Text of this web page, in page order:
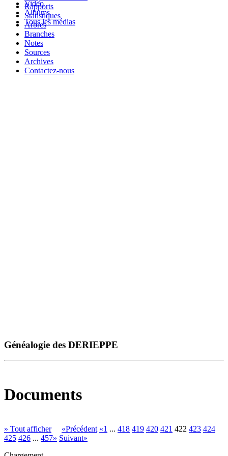
Video
Albums
Tous les médias
Rapports
Statistiques
Arbres
Branches
Notes
Sources
Archives
Contactez-nous
Généalogie des DERIEPPE
Documents
» Tout afficher «Précédent «1 ... 418 419 420 421 422 423 424
425 426 ... 457» Suivant»